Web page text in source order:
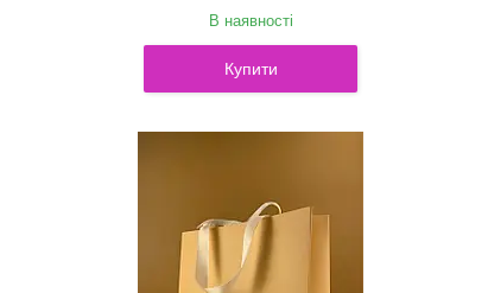
В наявності
Купити